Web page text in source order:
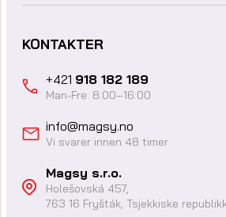
KONTAKTER
+421 918 182 189
Man-Fre: 8:00–16:00
info@magsy.no
Vi svarer innen 48 timer
Magsy s.r.o.
Holešovská 457,
763 16 Fryšták, Tsjekkiske